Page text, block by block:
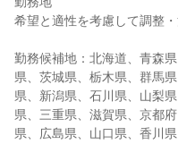
希望と適性を考慮して調整・
勤務候補地：北海道、青森
県、茨城県、栃木県、群馬
県、新潟県、石川県、山梨
県、三重県、滋賀県、京都
県、広島県、山口県、香川